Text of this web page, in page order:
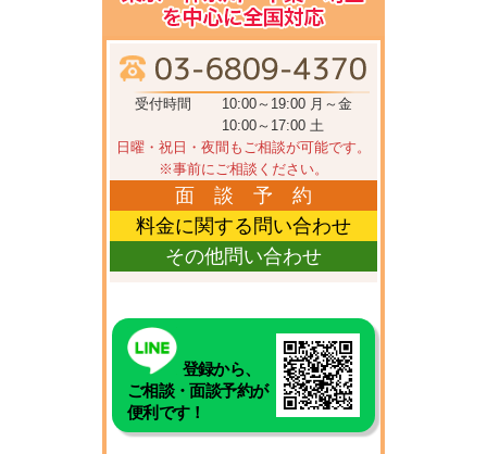
受付時間
10:00～19:00 月～金
10:00～17:00 土
日曜・祝日・夜間もご相談が可能です。
※事前にご相談ください。
面 談 予 約
料金に関する問い合わせ
その他問い合わせ
登録から、
ご相談・面談予約が
便利です！